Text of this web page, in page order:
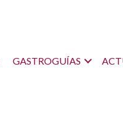
GASTROGUÍAS